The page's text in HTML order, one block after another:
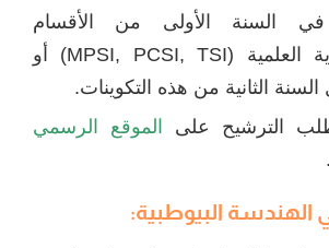
في السنة الأولى من الأقسام
التحضيرية العلمية (MPSI, PCSI, TSI) أو
السنة الثانية من هذه التكوينات.
الترشيح على
الموقع الرسمي
.
الهندسة البيوطبية: